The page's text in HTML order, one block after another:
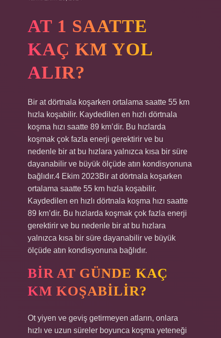
AT 1 SAATTE
KAÇ KM YOL
ALIR?
Bir at dörtnala koşarken ortalama saatte 55 km
hızla koşabilir. Kaydedilen en hızlı dörtnala
koşma hızı saatte 89 km’dir. Bu hızlarda
koşmak çok fazla enerji gerektirir ve bu
nedenle bir at bu hızlara yalnızca kısa bir süre
dayanabilir ve büyük ölçüde atın kondisyonuna
bağlıdır.4 Ekim 2023Bir at dörtnala koşarken
ortalama saatte 55 km hızla koşabilir.
Kaydedilen en hızlı dörtnala koşma hızı saatte
89 km’dir. Bu hızlarda koşmak çok fazla enerji
gerektirir ve bu nedenle bir at bu hızlara
yalnızca kısa bir süre dayanabilir ve büyük
ölçüde atın kondisyonuna bağlıdır.
BIR AT GÜNDE KAÇ
KM KOŞABILIR?
Ot yiyen ve geviş getirmeyen atların, onlara
hızlı ve uzun süreler boyunca koşma yeteneği